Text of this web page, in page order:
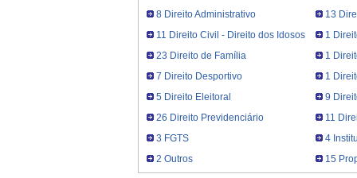
8 Direito Administrativo
13
11 Direito Civil - Direito dos Idosos
1
23 Direito de Família
1
7 Direito Desportivo
1
5 Direito Eleitoral
9
26 Direito Previdenciário
11
3 FGTS
4
2 Outros
15